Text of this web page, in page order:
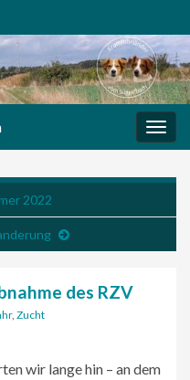
2022
des RZV
, Zucht
wir lange hin – an dem